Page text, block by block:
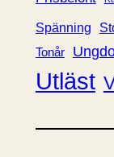
Spänning
Tonår
Utläst